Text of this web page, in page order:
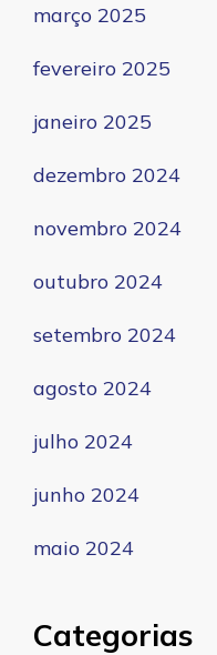
março 2025
fevereiro 2025
janeiro 2025
dezembro 2024
novembro 2024
outubro 2024
setembro 2024
agosto 2024
julho 2024
junho 2024
maio 2024
Categorias